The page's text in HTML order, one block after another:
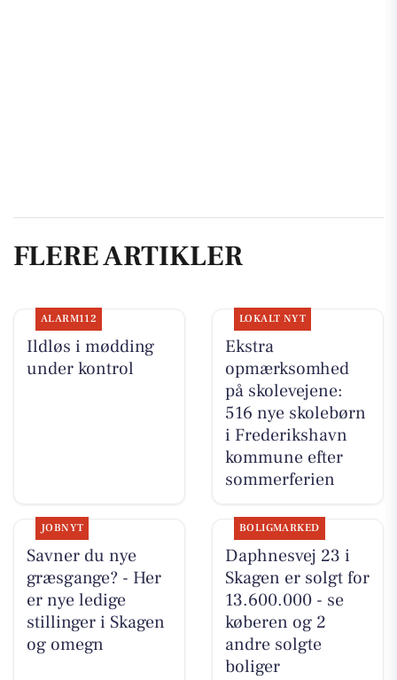
FLERE ARTIKLER
ALARM112
Ildløs i mødding
under kontrol
LOKALT NYT
Ekstra
opmærksomhed
på skolevejene:
516 nye skolebørn
i Frederikshavn
kommune efter
sommerferien
JOBNYT
Savner du nye
græsgange? - Her
er nye ledige
stillinger i Skagen
og omegn
BOLIGMARKED
Daphnesvej 23 i
Skagen er solgt for
13.600.000 - se
køberen og 2
andre solgte
boliger